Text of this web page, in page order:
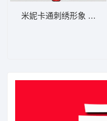
米妮卡通刺绣形象 米妮